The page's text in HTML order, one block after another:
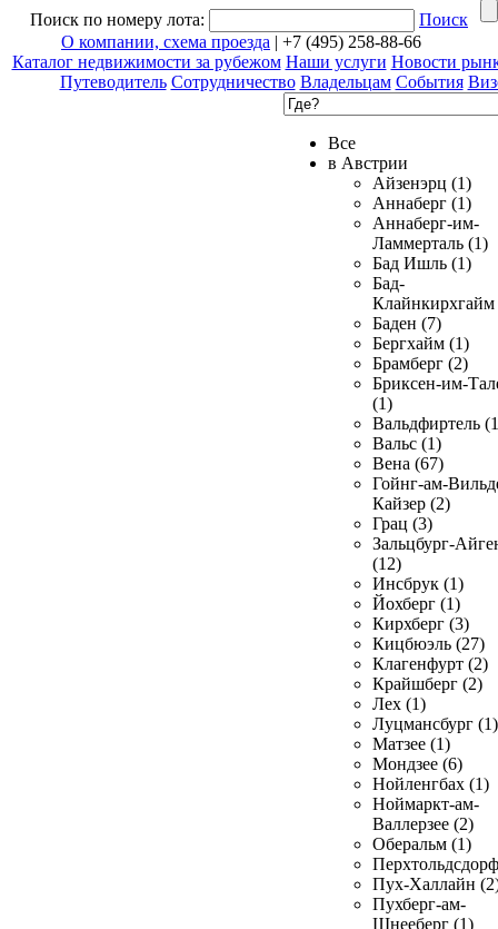
Поиск по номеру лота:
Поиск
О компании, схема проезда | +7 (495) 258-88-66
Каталог недвижимости за рубежом Наши услуги Новости
Путеводитель Сотрудничество Владельцам События
Все
в Австрии
Айзенэрц (1)
Аннаберг (1)
Аннаберг-им-
Ламмерталь (1)
Бад Ишль (1)
Бад-
Клайнкирхгайм
Баден (7)
Бергхайм (1)
Брамберг (2)
Бриксен-им-
(1)
Вальдфиртель
Вальс (1)
Вена (67)
Гойнг-ам-
Кайзер (2)
Грац (3)
Зальцбург-
(12)
Инсбрук (1)
Йохберг (1)
Кирхберг (3)
Кицбюэль (27)
Клагенфурт (2)
Крайшберг (2)
Лех (1)
Луцмансбург (1)
Матзее (1)
Мондзее (6)
Нойленгбах (1)
Ноймаркт-ам-
Валлерзее (2)
Оберальм (1)
Пух-Халлайн
Пухберг-ам-
Шнееберг (1)